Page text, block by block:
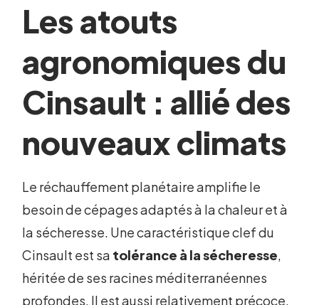
Les atouts
agronomiques du
Cinsault : allié des
nouveaux climats
Le réchauffement planétaire amplifie le
besoin de cépages adaptés à la chaleur et à
la sécheresse. Une caractéristique clef du
Cinsault est sa tolérance à la sécheresse,
héritée de ses racines méditerranéennes
profondes. Il est aussi relativement précoce,